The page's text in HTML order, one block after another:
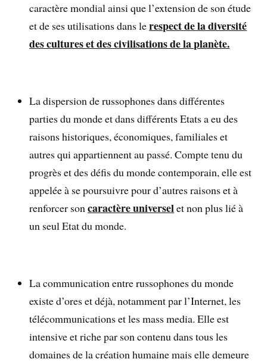
caractère mondial ainsi que l’extension de son étude
et de ses utilisations dans lerespect de la diversité
des cultures et des civilisations de la planète.
La dispersion de russophones dans différentes
parties du monde et dans différents Etats a eu des
raisons historiques, économiques, familiales et
autres qui appartiennent au passé. Compte tenu du
progrès et des défis du monde contemporain, elle est
appelée à se poursuivre pour d’autres raisons et à
renforcer soncaractère universelet non plus lié à
un seul Etat du monde.
La communication entre russophones du monde
existe d’ores et déjà, notamment par l’Internet, les
télécommunications et les mass media. Elle est
intensive et riche par son contenu dans tous les
domaines de la création humaine mais elle demeure